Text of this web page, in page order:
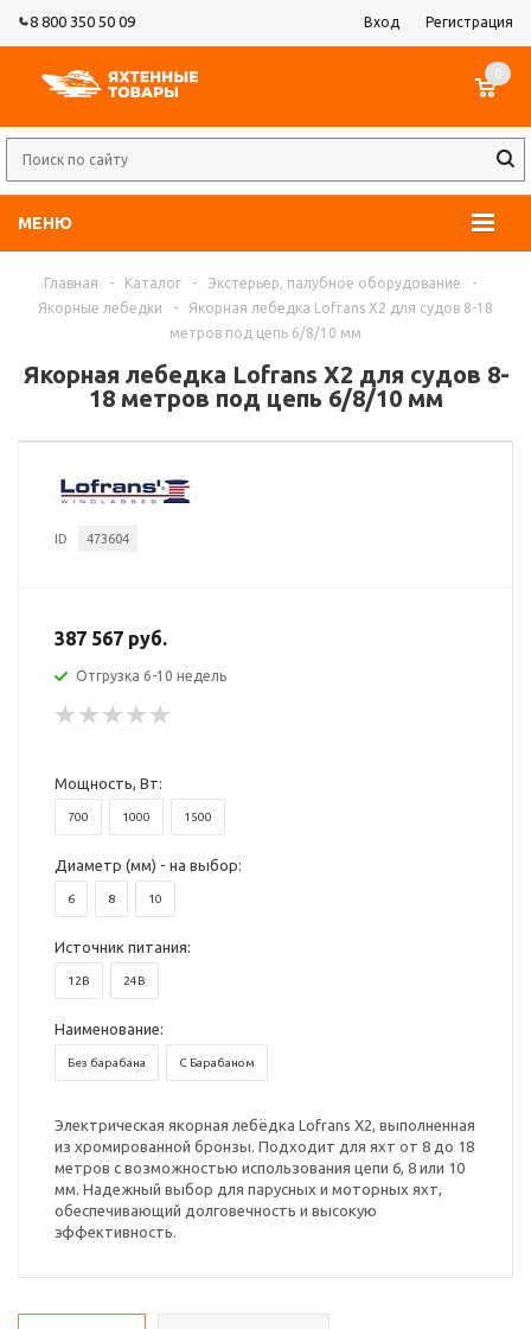
8 800 350 50 09 Вход Регистрация
МЕНЮ
0
Главная - Каталог - Экстерьер, палубное оборудование
-
Якорные лебедки
-
Якорная лебедка Lofrans X2 для судов 8-18
метров под цепь 6/8/10 мм
Якорная лебедка Lofrans X2 для судов 8-
18 метров под цепь 6/8/10 мм
ID 473604
387 567 руб.
Отгрузка 6-10 недель
Мощность, Вт:
700 1000 1500
Диаметр (мм) - на выбор:
6 8 10
Источник питания:
12В 24В
Наименование:
Без барабана С Барабаном
Электрическая якорная лебёдка Lofrans X2, выполненная
из хромированной бронзы. Подходит для яхт от 8 до 18
метров с возможностью использования цепи 6, 8 или 10
мм. Надежный выбор для парусных и моторных яхт,
обеспечивающий долговечность и высокую
эффективность.